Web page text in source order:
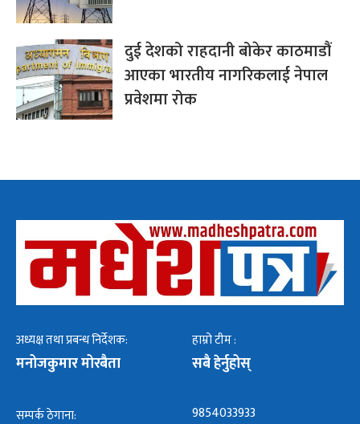
दुई देशको राहदानी बोकेर काठमाडौं
आएका भारतीय नागरिकलाई नेपाल
प्रवेशमा रोक
अध्यक्ष तथा प्रबन्ध निर्देशक:
मनोजकुमार मोरबैता
हाम्रो टीम :
सबै हेर्नुहोस्
सम्पर्क ठेगाना: 9854033933